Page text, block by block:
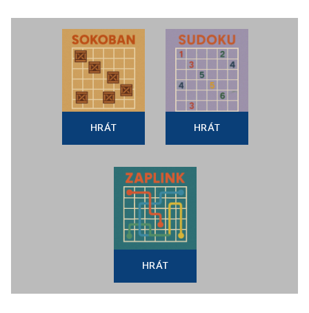
HRÁT HRÁT
HRÁT